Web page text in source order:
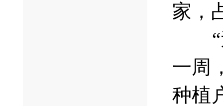
家，
“过
一周
种植